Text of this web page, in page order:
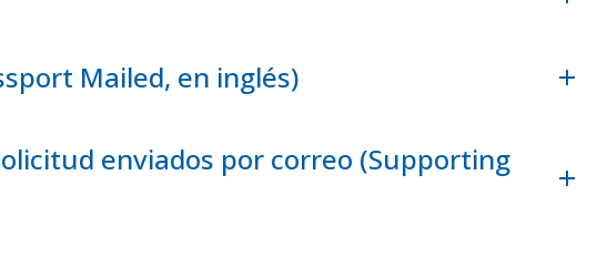
Mailed, en inglés)
enviados por correo (Supporting